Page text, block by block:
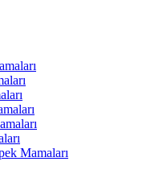
Mamaları